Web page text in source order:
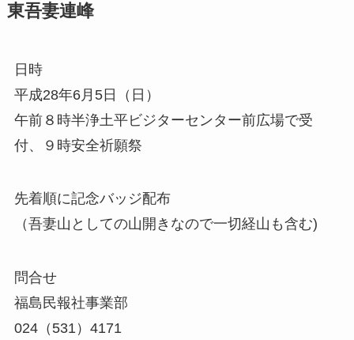
東吾妻連峰
日時
平成28年6月5日（日）
午前８時半浄土平ビジターセンター前広場で受
付、９時安全祈願祭
先着順に記念バッジ配布
（吾妻山としての山開きなので一切経山も含む)
問合せ
福島民報社事業部
024（531）4171